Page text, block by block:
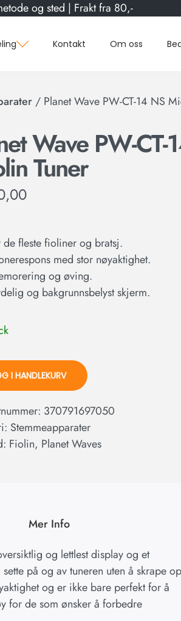
og sted | Frakt fra 80,-
Kontakt Om oss
/ Planet Wave PW-CT-14 NS
Wave PW-
Tuner
de fleste fioliner og bratsj.
med stor nøyaktighet.
og øving.
og bakgrunnsbelyst skjerm.
I HANDLEKURV
370791697050
Stemmeapparater
Fiolin, Planet Waves
Mer Info
og lettlest display og et
på og av tuneren uten å skrape
og er ikke bare perfekt for å
for de som ønsker å forbedre